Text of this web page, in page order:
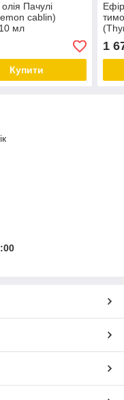
Пачулі
cablin)
мл
Купити
1